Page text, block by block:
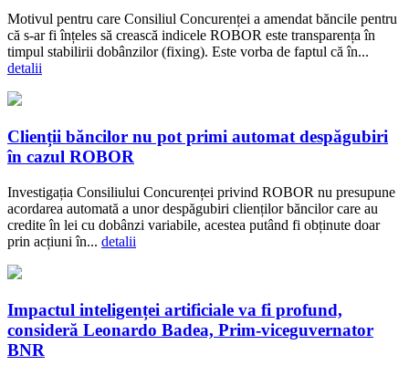
Motivul pentru care Consiliul Concurenței a amendat băncile pentru
că s-ar fi înțeles să crească indicele ROBOR este transparența în
timpul stabilirii dobânzilor (fixing). Este vorba de faptul că în...
detalii
Clienții băncilor nu pot primi automat despăgubiri
în cazul ROBOR
Investigația Consiliului Concurenței privind ROBOR nu presupune
acordarea automată a unor despăgubiri clienților băncilor care au
credite în lei cu dobânzi variabile, acestea putând fi obținute doar
prin acțiuni în... detalii
Impactul inteligenței artificiale va fi profund,
consideră Leonardo Badea, Prim-viceguvernator
BNR